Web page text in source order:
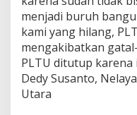
menjadi buruh
kami yang hilang,
mengakibatkan
PLTU ditutup karena
Dedy Susanto,
Utara